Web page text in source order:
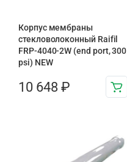
Корпус мембраны
стекловолоконный Raifil
FRP-4040-2W (end port, 300
psi) NEW
10 648 ₽